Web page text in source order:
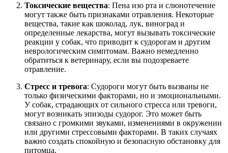
Токсические вещества: Пена изо рта и слюнотечение
могут также быть признаками отравления. Некоторые
вещества, такие как шоколад, лук, виноград и
определенные лекарства, могут вызывать токсические
реакции у собак, что приводит к судорогам и другим
неврологическим симптомам. Важно немедленно
обратиться к ветеринару, если вы подозреваете
отравление.
Стресс и тревога: Судороги могут быть вызваны не
только физическими факторами, но и эмоциональными.
У собак, страдающих от сильного стресса или тревоги,
могут возникать эпизоды судорог. Это может быть
связано с громкими звуками, изменениями в окружении
или другими стрессовыми факторами. В таких случаях
важно создать спокойную и безопасную обстановку для
питомца.